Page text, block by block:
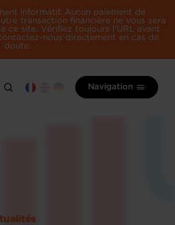
informatif. Aucun paiement de
transaction financière ne vous sera
ce site. Vérifiez toujours l'URL avant
nous directement en cas de
doute.
Navigation